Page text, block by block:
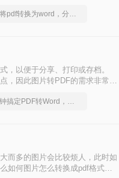
换方法，助你快速掌握高效转
如何将pdf转换为word，分享一种简单的方法
，以便于分享、打印或存档。
，因此图片转PDF的需求非常普
一分钟搞定PDF转Word，这2种简单方法，任意选择
而多的图片会比较烦人，此时如
如何图片怎么转换成pdf格式